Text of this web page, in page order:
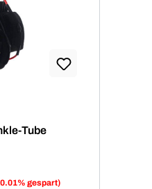
Tube
gespart)